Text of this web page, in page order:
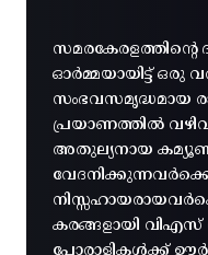
സമരകേരളത്തിൻ്റെ
ഓർമ്മയായിട്ട് ഒരു
സംഭവസമൃദ്ധമായ
പ്രയാണത്തിൽ
അതുല്യനായ
കരങ്ങളായി
പോരാളികൾക്ക്